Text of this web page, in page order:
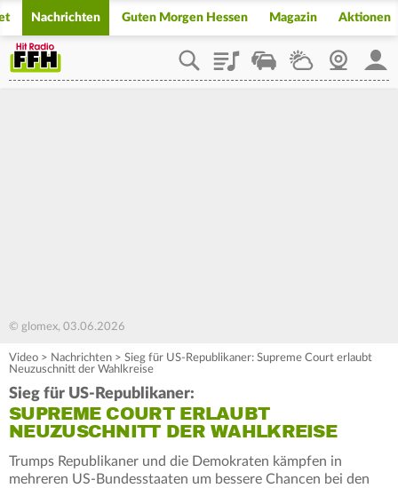
Nachrichten Guten Morgen Hessen Magazin Aktionen
PlaylistStaupilotWetterWebcam
© glomex, 03.06.2026
Video > Nachrichten > Sieg für US-Republikaner: Supreme Court erlaubt
Neuzuschnitt der Wahlkreise
Sieg für US-Republikaner:
SUPREME COURT ERLAUBT
NEUZUSCHNITT DER WAHLKREISE
Trumps Republikaner und die Demokraten kämpfen in
mehreren US-Bundesstaaten um bessere Chancen bei den